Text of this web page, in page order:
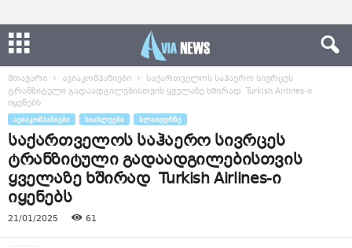
მთავარი ავიაკომპანიები
საქართველოს საჰაერო სივრცეს
ტრანზიტული გადაადგილებისთვის ყველაზე ხშირად Turkish Airlines-ი
იყენებს
ᲐᲕᲘᲐᲙᲝᲛᲞᲐᲜᲘᲔᲑᲘ ᲡᲘᲐᲮᲚᲔᲔᲑᲘ ᲡᲚᲐᲘᲓᲔᲠᲖᲔ
საქართველოს საჰაერო სივრცეს
ტრანზიტული გადაადგილებისთვის
ყველაზე ხშირად Turkish Airlines-ი
იყენებს
21/01/2025 61